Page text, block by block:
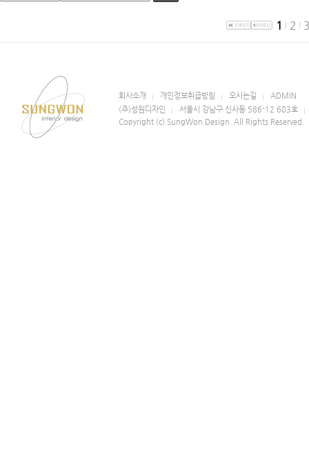
1 2
회사소개 개인정보취급방침 오시는길
ADMIN
(주)성원디자인
서울시 강남구 신사동 586-12 603호
Copyright (c) SungWon Design. All Rights Reserved.